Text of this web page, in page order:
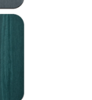
戶狀況，依本公司即
本公司將視審查結果